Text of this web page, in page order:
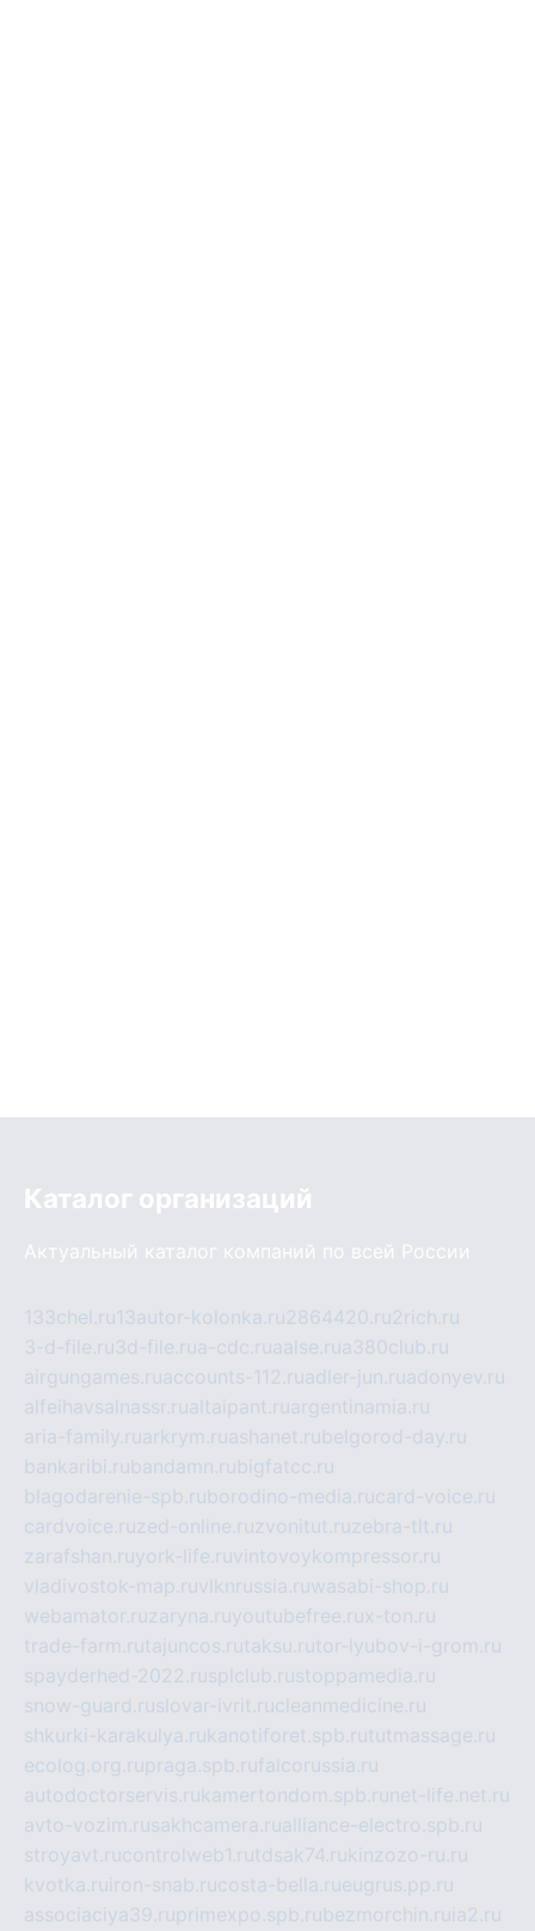
Каталог организаций
Актуальный каталог компаний по всей России
133chel.ru13autor-kolonka.ru2864420.ru2rich.ru
3-d-file.ru3d-file.rua-cdc.ruaalse.rua380club.ru
airgungames.ruaccounts-112.ruadler-jun.ruadonyev.ru
alfeihavsalnassr.rualtaipant.ruargentinamia.ru
aria-family.ruarkrym.ruashanet.rubelgorod-day.ru
bankaribi.rubandamn.rubigfatcc.ru
blagodarenie-spb.ruborodino-media.rucard-voice.ru
cardvoice.ruzed-online.ruzvonitut.ruzebra-tlt.ru
zarafshan.ruyork-life.ruvintovoykompressor.ru
vladivostok-map.ruvlknrussia.ruwasabi-shop.ru
webamator.ruzaryna.ruyoutubefree.rux-ton.ru
trade-farm.rutajuncos.rutaksu.rutor-lyubov-i-grom.ru
spayderhed-2022.rusplclub.rustoppamedia.ru
snow-guard.ruslovar-ivrit.rucleanmedicine.ru
shkurki-karakulya.rukanotiforet.spb.rututmassage.ru
ecolog.org.rupraga.spb.rufalcorussia.ru
autodoctorservis.rukamertondom.spb.ru net-life.net.ru
avto-vozim.rusakhcamera.rualliance-electro.spb.ru
stroyavt.rucontrolweb1.rutdsak74.rukinzozo-ru.ru
kvotka.ru iron-snab.rucosta-bella.rueugrus.pp.ru
associaciya39.ruprimexpo.spb.rubezmorchin.ru ia2.ru